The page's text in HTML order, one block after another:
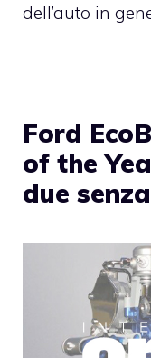
dell’auto in
Ford
of the
due